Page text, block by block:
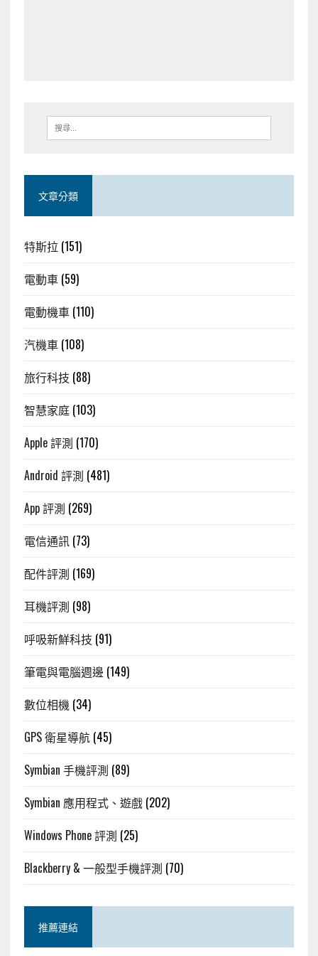
文章分類
特斯拉 (151)
電動車(59)
電動機車(110)
汽機車(108)
旅行科技 (88)
智慧家庭(103)
Apple 評測 (170)
Android 評測 (481)
App 評測 (269)
電信通訊(73)
配件評測 (169)
耳機評測 (98)
呼吸新鮮科技 (91)
筆電與電腦週邊 (149)
數位相機 (34)
GPS 衛星導航(45)
Symbian 手機評測 (89)
Symbian 應用程式、遊戲(202)
Windows Phone 評測 (25)
Blackberry & 一般型手機評測 (70)
推薦連結